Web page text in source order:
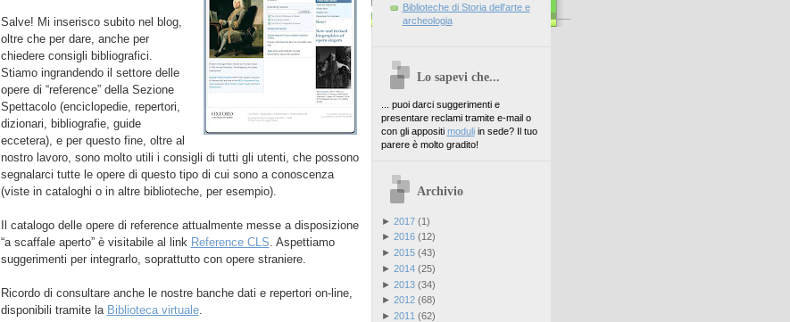
Salve! Mi inserisco subito nel blog,
oltre che per dare, anche per
chiedere consigli bibliografici.
Stiamo ingrandendo il settore delle
opere di “reference” della Sezione
Spettacolo (enciclopedie, repertori,
dizionari, bibliografie, guide
eccetera), e per questo fine, oltre al
nostro lavoro, sono molto utili i consigli di tutti gli utenti, che possono
segnalarci tutte le opere di questo tipo di cui sono a conoscenza
(viste in cataloghi o in altre biblioteche, per esempio).
Il catalogo delle opere di reference attualmente messe a disposizione
“a scaffale aperto” è visitabile al link Reference CLS . Aspettiamo
suggerimenti per integrarlo, soprattutto con opere straniere.
Ricordo di consultare anche le nostre banche dati e repertori on-line,
disponibili tramite la Biblioteca virtuale.
Biblioteche di Storia dell'arte e
archeologia
Lo sapevi che...
... puoi darci suggerimenti e
presentare reclami tramite e-mail o
con gli appositi moduliin sede? Il tuo
parere è molto gradito!
Archivio
► 2017(1)
► 2016(12)
► 2015(43)
► 2014(25)
► 2013(34)
► 2012(68)
► 2011 (62)